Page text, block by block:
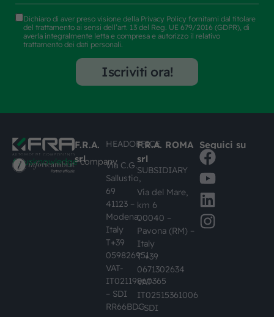
Dichiaro di aver preso visione della Privacy Policy fornitami dal titolare
del trattamento ai sensi dell’art. 13 del Reg. UE 679/2016 (GDPR), di
averla integralmente letta e compresa e autorizzo il relativo
trattamento dei dati personali.
Iscriviti ora!
#busknowledgecompany
F.R.A.
srl
HEADOFFICE
Via C.G.
Sallustio,
69
41123 –
Modena,
Italy
T+39
059826951
VAT-
IT02119860365
– SDI
RR66BDG
F.R.A. ROMA
srl
SUBSIDIARY
Via del Mare,
km 6
00040 –
Pavona (RM) –
Italy
T +39
0671302634
VAT-
IT02515361006
– SDI
Seguici su